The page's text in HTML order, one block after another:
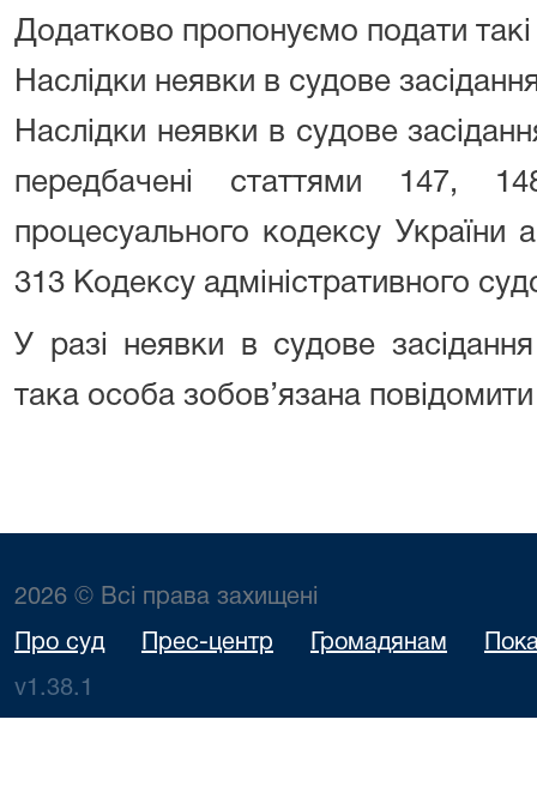
Додатково пропонуємо подати
Наслідки неявки в судове
Наслідки неявки в судове
передбачені статтями 147,
процесуального кодексу України
313 Кодексу адміністративного
У разі неявки в судове
така особа зобов’язана
2026 © Всі права захищені
Про суд Прес-центр Громадянам
v1.38.1